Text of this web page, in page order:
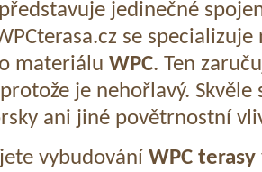
představuje jedinečné
se specializuje
materiálu WPC. Ten
je nehořlavý.
ani jiné povětrnostní
vybudování WPC terasy